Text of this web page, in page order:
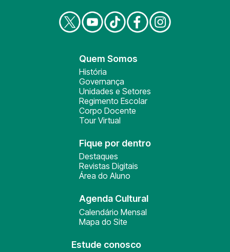
Quem Somos
História
Governança
Unidades e Setores
Regimento Escolar
Corpo Docente
Tour Virtual
Fique por dentro
Destaques
Revistas Digitais
Área do Aluno
Agenda Cultural
Calendário Mensal
Mapa do Site
Estude conosco